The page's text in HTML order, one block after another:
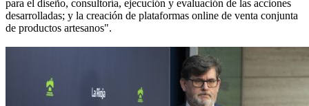
para el diseño, consultoría, ejecución y evaluación de las acciones
desarrolladas; y la creación de plataformas online de venta conjunta
de productos artesanos".